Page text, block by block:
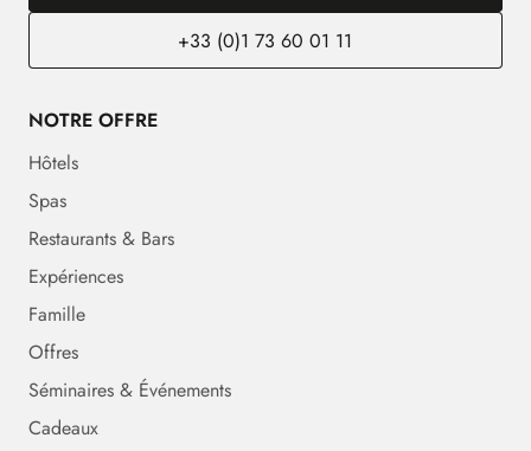
+33 (0)1 73 60 01 11
NOTRE OFFRE
Hôtels
Spas
Restaurants & Bars
Expériences
Famille
Offres
Séminaires & Événements
Cadeaux